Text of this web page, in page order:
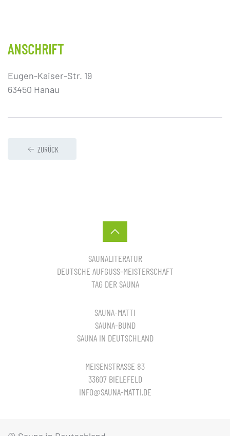
ANSCHRIFT
Eugen-Kaiser-Str. 19
63450 Hanau
ZURÜCK
SAUNALITERATUR
DEUTSCHE AUFGUSS-MEISTERSCHAFT
TAG DER SAUNA
SAUNA-MATTI
SAUNA-BUND
SAUNA IN DEUTSCHLAND
MEISENSTRASSE 83
33607 BIELEFELD
INFO@SAUNA-MATTI.DE